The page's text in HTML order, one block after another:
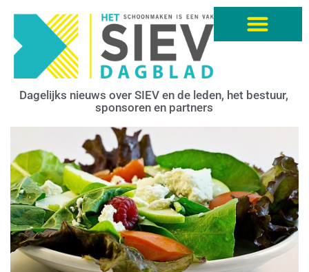
Dagelijks nieuws over SIEV en de leden, het bestuur,
sponsoren en partners